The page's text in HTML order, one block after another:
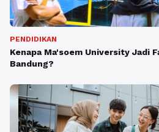
PENDIDIKAN
Kenapa Ma'soem University Jadi
Bandung?